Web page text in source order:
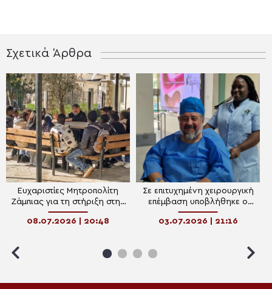
Σχετικά Άρθρα
Ευχαριστίες Μητροπολίτη
Ζάμπιας για τη στήριξη στην
πρόσφατη περιπέτεια της
υγείας του
08.07.2026 | 20:48
Σε επιτυχημένη χειρουργική
επέμβαση υποβλήθηκε ο
Μητροπολίτης Ζάμπιας
Ιωάννης
03.07.2026 | 21:16